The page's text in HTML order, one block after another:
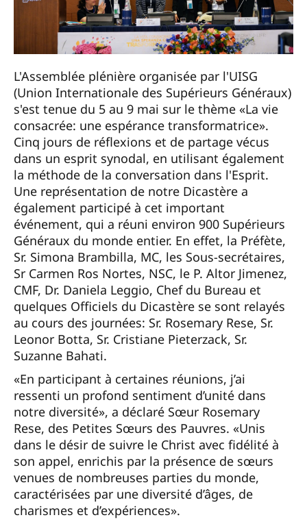
L'Assemblée plénière organisée par l'UISG
(Union Internationale des Supérieurs Généraux)
s'est tenue du 5 au 9 mai sur le thème «La vie
consacrée: une espérance transformatrice».
Cinq jours de réflexions et de partage vécus
dans un esprit synodal, en utilisant également
la méthode de la conversation dans l'Esprit.
Une représentation de notre Dicastère a
également participé à cet important
événement, qui a réuni environ 900 Supérieurs
Généraux du monde entier. En effet, la Préfète,
Sr. Simona Brambilla, MC, les Sous-secrétaires,
Sr Carmen Ros Nortes, NSC, le P. Altor Jimenez,
CMF, Dr. Daniela Leggio, Chef du Bureau et
quelques Officiels du Dicastère se sont relayés
au cours des journées: Sr. Rosemary Rese, Sr.
Leonor Botta, Sr. Cristiane Pieterzack, Sr.
Suzanne Bahati.
«En participant à certaines réunions, j’ai
ressenti un profond sentiment d’unité dans
notre diversité», a déclaré Sœur Rosemary
Rese, des Petites Sœurs des Pauvres. «Unis
dans le désir de suivre le Christ avec fidélité à
son appel, enrichis par la présence de sœurs
venues de nombreuses parties du monde,
caractérisées par une diversité d’âges, de
charismes et d’expériences».